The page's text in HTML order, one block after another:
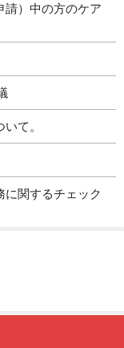
請）中の方のケア
て。
に関するチェック